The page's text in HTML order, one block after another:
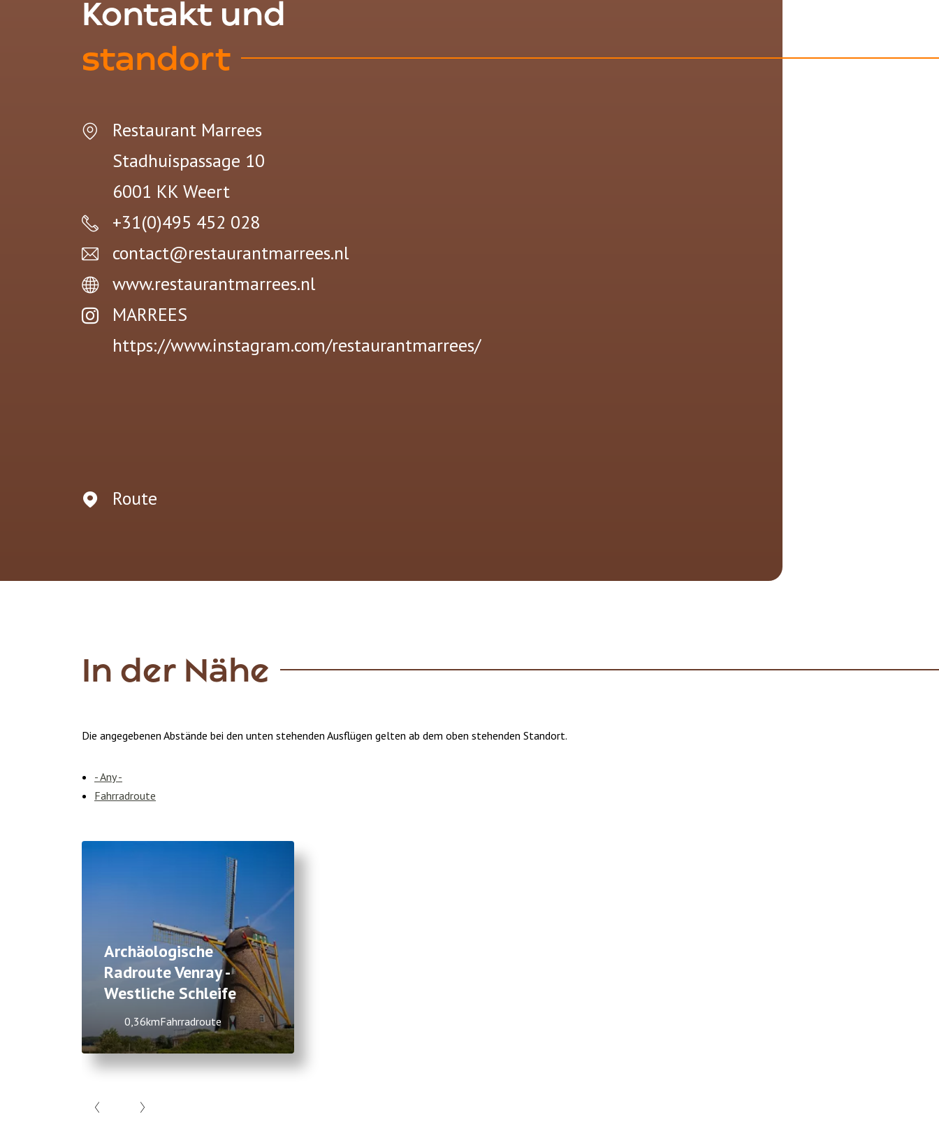
Kontakt und
standort
Restaurant Marrees
Stadhuispassage 10
6001 KK Weert
+31(0)495 452 028
contact@restaurantmarrees.nl
www.restaurantmarrees.nl
MARREES
https://www.instagram.com/restaurantmarrees/
Route
In der Nähe
Die angegebenen Abstände bei den unten stehenden Ausflügen gelten ab dem oben stehenden Standort.
- Any -
Fahrradroute
Archäologische
Radroute Venray -
Westliche Schleife
0,36kmFahrradroute